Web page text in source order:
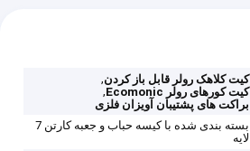
کیت کلاهک رولر قابل باز کردن,
کیت کورهای رولر Ecomonic
,
براکت های پشتیبان آویزان فلزی
بسته بندی شده با کیسه حباب و جعبه کارتن 7
لایه